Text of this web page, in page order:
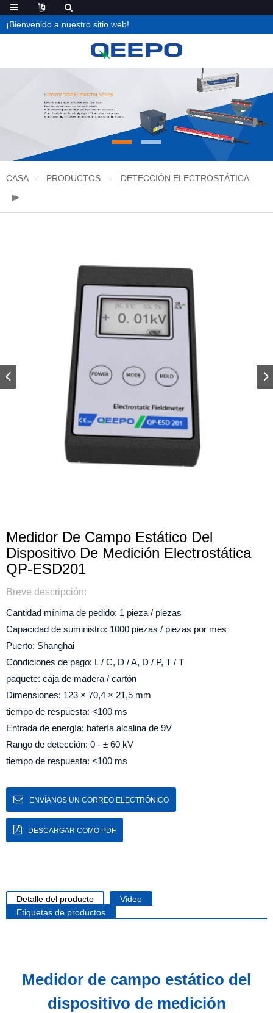
¡Bienvenido a nuestro sitio web!
CASA PRODUCTOS DETECCIÓN ELECTROSTÁTICA
Medidor De Campo Estático Del
Dispositivo De Medición Electrostática
QP-ESD201
Breve descripción:
Cantidad mínima de pedido: 1 pieza / piezas
Capacidad de suministro: 1000 piezas / piezas por mes
Puerto: Shanghai
Condiciones de pago: L / C, D / A, D / P, T / T
paquete: caja de madera / cartón
Dimensiones: 123 × 70,4 × 21,5 mm
tiempo de respuesta: <100 ms
Entrada de energía: batería alcalina de 9V
Rango de detección: 0 - ± 60 kV
tiempo de respuesta: <100 ms
ENVÍANOS UN CORREO ELECTRÓNICO
DESCARGAR COMO PDF
Detalle del producto
Video
Etiquetas de productos
Medidor de campo estático del
dispositivo de medición